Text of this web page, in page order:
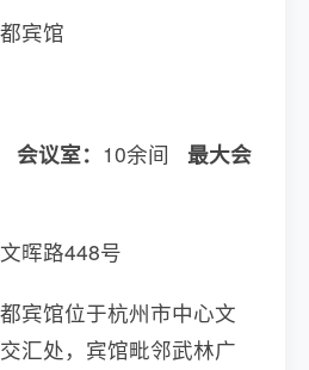
宾馆
会议室： 10余间
最大会
晖路448号
宾馆位于杭州市中心文
汇处，宾馆毗邻武林广